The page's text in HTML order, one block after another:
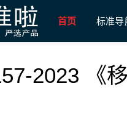
首页 标准导
2023 《